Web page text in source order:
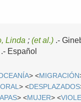
Linda ;(et al.) .-
Español
> <MIGRACIÓN
> <DESPLAZADOS
> <MUJER> <